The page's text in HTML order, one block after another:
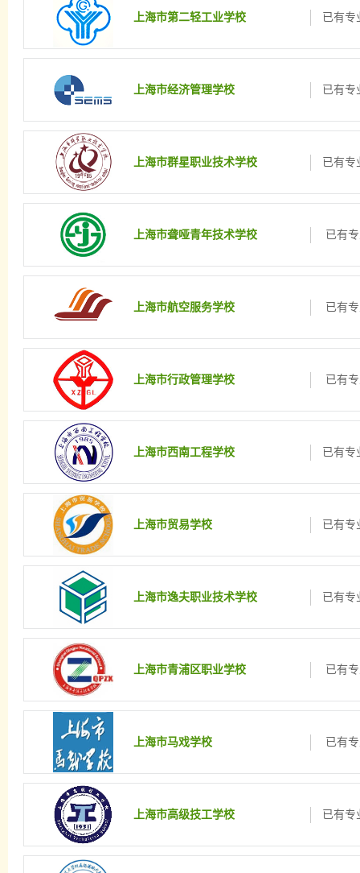
上海市第二轻工业学校 已有专
上海市经济管理学校 已有专
上海市群星职业技术学校 已有专
上海市聋哑青年技术学校 已有
上海市航空服务学校 已有
上海市行政管理学校 已有
上海市西南工程学校 已有专
上海市贸易学校 已有专
上海市逸夫职业技术学校 已有专
上海市青浦区职业学校 已有
上海市马戏学校 已有
上海市高级技工学校 已有专